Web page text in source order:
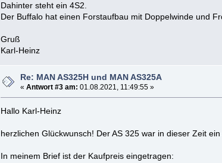
Dahinter steht ein 4S2.
Der Buffalo hat einen Forstaufbau mit Doppelwinde und
Gruß
Karl-Heinz
Re: MAN AS325H und MAN AS325A
« Antwort #3 am: 01.08.2021, 11:49:55 »
Hallo Karl-Heinz
herzlichen Glückwunsch! Der AS 325 war in dieser Zeit
In meinem Brief ist der Kaufpreis eingetragen: